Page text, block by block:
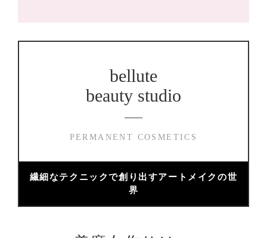
bellute
beauty studio
PERMANENT COSMETICS
繊細なテクニックで創り出すアートメイクの世
界